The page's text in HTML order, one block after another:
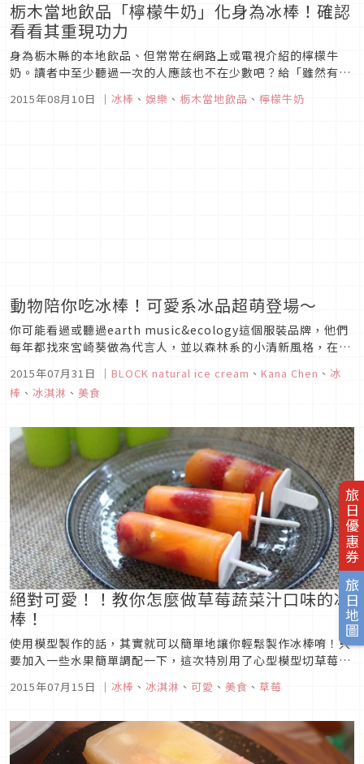
旅日優惠券
旅日地圖
栃木當地飲品「檸檬牛奶」化身為冰棒！確認
看看其重現功力
身為栃木縣的本地飲品、但常常在網路上或電視介紹的檸檬牛
奶。讀者中至少聽過一次的人應該也不在少數吧？給「雖然有聽
過但是沒有喝過……」的人一個好消息。自7月21日（週二）開
始全日本的OK便利店將限定販售「檸檬牛奶冰棒」。一面抱怨
2015年08月10日 ｜ 冰棒 、 娛樂 、 栃木當地飲品 、 檸檬牛奶
動物陪你吃冰棒！可愛系冰品超萌登場～
你可能看過或聽過earth music&ecology這個服裝品牌，他們
每年都找來宮崎葵做為代言人，並以森林系的小清新風格，在全
世界迅速展店，台灣也有好幾家分店。而這個牌子最近的新話
題，則是推出了新的冰品品牌BLOCK natural ice cream，其
中可愛的杯子更是吸睛度100％！B...
2015年07月31日 ｜ BLOCK natural ice cream 、 Kana Chen 、 冰
棒 、 冰淇淋 、 美食
絕對可愛！！教你怎麼做草莓蔬菜汁口味的冰
棒！
使用模型製作的話，其實就可以簡單地讓你輕鬆製作冰棒唷！只
要加入一些水果簡單調配一下，這次特別用了心型模型切草莓，
看起來是不是超可愛啊～橘色的部分其實是蔬菜果汁！這樣的話
健康也兼顧得到。接下來就告訴你「蔬菜果汁冰棒」的製作方
三支冰棒)・蔬菜...
2015年07月15日 ｜ 冰棒 、 冰淇淋 、 可愛 、 美食 、 草莓